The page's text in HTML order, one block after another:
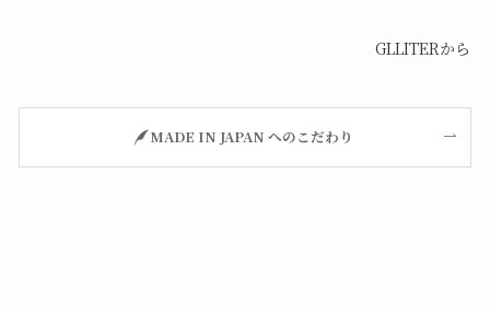
GLLITERから
MADE IN JAPAN へのこだわり